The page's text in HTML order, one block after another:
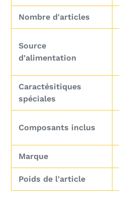
Nombre d'articles
Source
d'alimentation
Caractésitiques
spéciales
Composants inclus
Marque
Poids de l'article